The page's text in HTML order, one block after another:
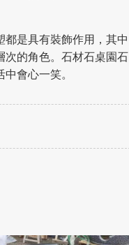
都是具有裝飾作用，其中
次的角色。石材石桌園石
會心一笑。